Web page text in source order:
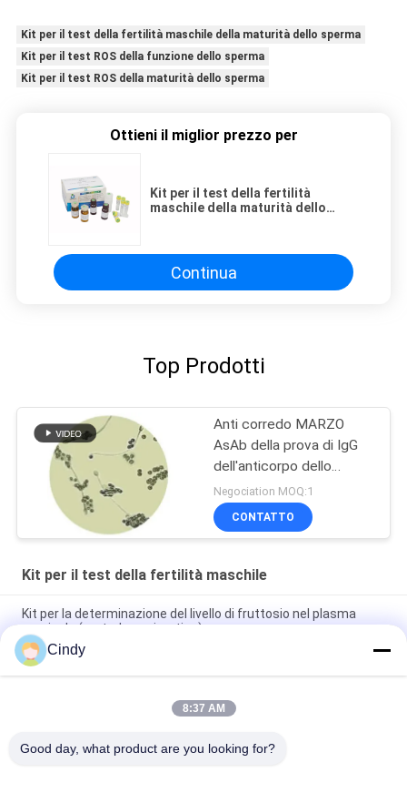
Kit per il test della fertilità maschile della maturità dello sperma
Kit per il test ROS della funzione dello sperma
Kit per il test ROS della maturità dello sperma
Ottieni il miglior prezzo per
Kit per il test della fertilità
maschile della maturità dello
Continua
Top Prodotti
Anti corredo MARZO
AsAb della prova di IgG
dell'anticorpo dello
sperma per sterilità
immunologica
Negociation MOQ:1
CONTATTO
Kit per il test della fertilità maschile
Kit per la determinazione del livello di fruttosio nel plasma
seminale (metodo enzimatico)
Contatore differenziale di globuli sanguigni/sperma
Il corredo CRESCIUTO di maturità dello sperma/corredo
maschio della prova della sterilità ha indotto la reazione
Cindy
8:37 AM
Good day, what product are you looking for?